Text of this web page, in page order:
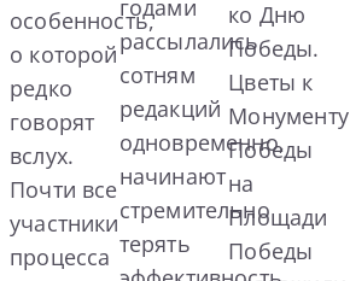
особенность,
о которой
редко
говорят
вслух.
Почти все
участники
процесса
годами
рассылались
сотням
редакций
одновременно,
начинают
стремительно
терять
ко Дню
Победы.
Цветы к
Монументу
Победы
на
Площади
Победы